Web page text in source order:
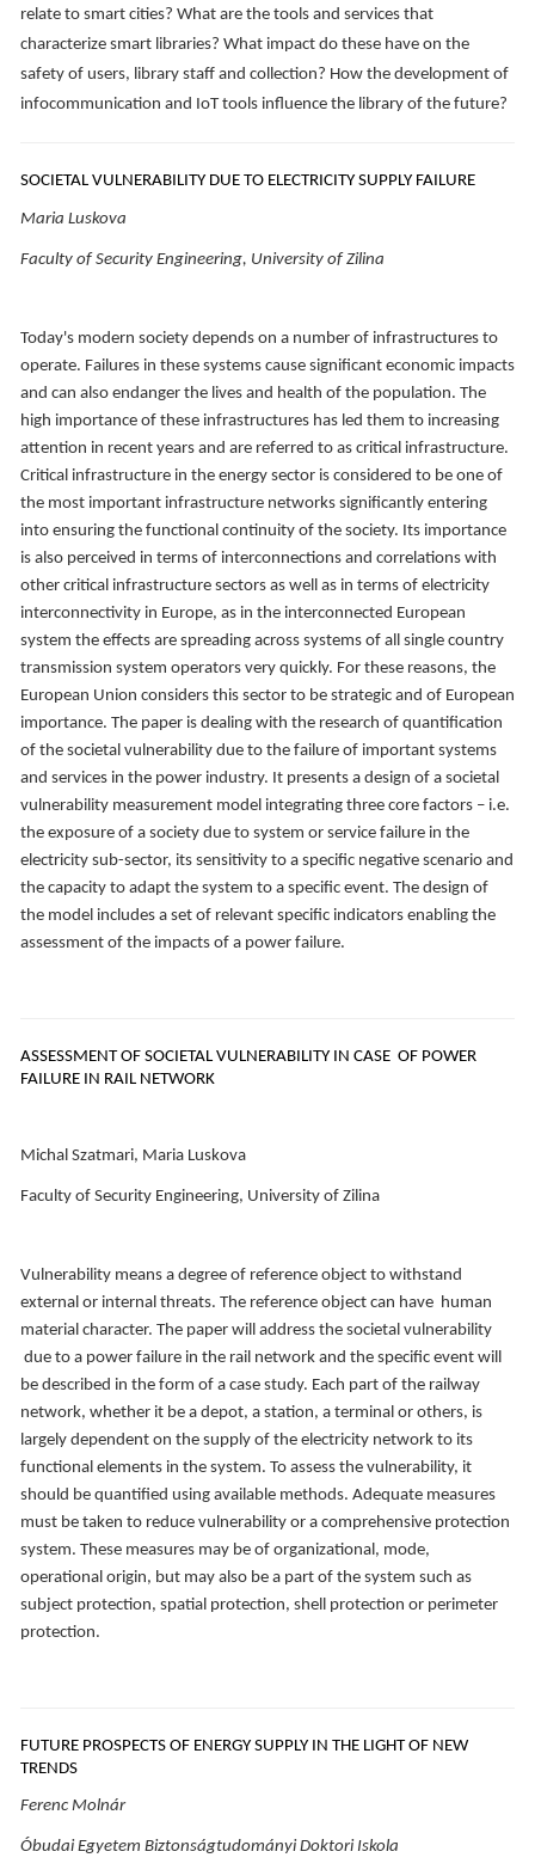
relate to smart cities? What are the tools and services that
characterize smart libraries? What impact do these have on the
safety of users, library staff and collection? How the development of
infocommunication and IoT tools influence the library of the future?
SOCIETAL VULNERABILITY DUE TO ELECTRICITY SUPPLY FAILURE
Maria Luskova
Faculty of Security Engineering, University of Zilina
Today's modern society depends on a number of infrastructures to
operate. Failures in these systems cause significant economic impacts
and can also endanger the lives and health of the population. The
high importance of these infrastructures has led them to increasing
attention in recent years and are referred to as critical infrastructure.
Critical infrastructure in the energy sector is considered to be one of
the most important infrastructure networks significantly entering
into ensuring the functional continuity of the society. Its importance
is also perceived in terms of interconnections and correlations with
other critical infrastructure sectors as well as in terms of electricity
interconnectivity in Europe, as in the interconnected European
system the effects are spreading across systems of all single country
transmission system operators very quickly. For these reasons, the
European Union considers this sector to be strategic and of European
importance. The paper is dealing with the research of quantification
of the societal vulnerability due to the failure of important systems
and services in the power industry. It presents a design of a societal
vulnerability measurement model integrating three core factors – i.e.
the exposure of a society due to system or service failure in the
electricity sub-sector, its sensitivity to a specific negative scenario and
the capacity to adapt the system to a specific event. The design of
the model includes a set of relevant specific indicators enabling the
assessment of the impacts of a power failure.
ASSESSMENT OF SOCIETAL VULNERABILITY IN CASE OF POWER
FAILURE IN RAIL NETWORK
Michal Szatmari, Maria Luskova
Faculty of Security Engineering, University of Zilina
Vulnerability means a degree of reference object to withstand
external or internal threats. The reference object can have human
material character. The paper will address the societal vulnerability
due to a power failure in the rail network and the specific event will
be described in the form of a case study. Each part of the railway
network, whether it be a depot, a station, a terminal or others, is
largely dependent on the supply of the electricity network to its
functional elements in the system. To assess the vulnerability, it
should be quantified using available methods. Adequate measures
must be taken to reduce vulnerability or a comprehensive protection
system. These measures may be of organizational, mode,
operational origin, but may also be a part of the system such as
subject protection, spatial protection, shell protection or perimeter
protection.
FUTURE PROSPECTS OF ENERGY SUPPLY IN THE LIGHT OF NEW
TRENDS
Ferenc Molnár
Óbudai Egyetem Biztonságtudományi Doktori Iskola